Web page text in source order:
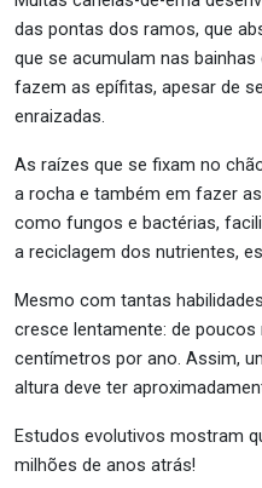
das pontas dos ramos, que
que se acumulam nas
fazem as epífitas, apesar de
enraizadas.
As raízes que se fixam no
a rocha e também em fazer
como fungos e bactérias,
a reciclagem dos nutrientes,
Mesmo com tantas
cresce lentamente: de
centímetros por ano. Assim,
altura deve ter
Estudos evolutivos mostram
milhões de anos atrás!